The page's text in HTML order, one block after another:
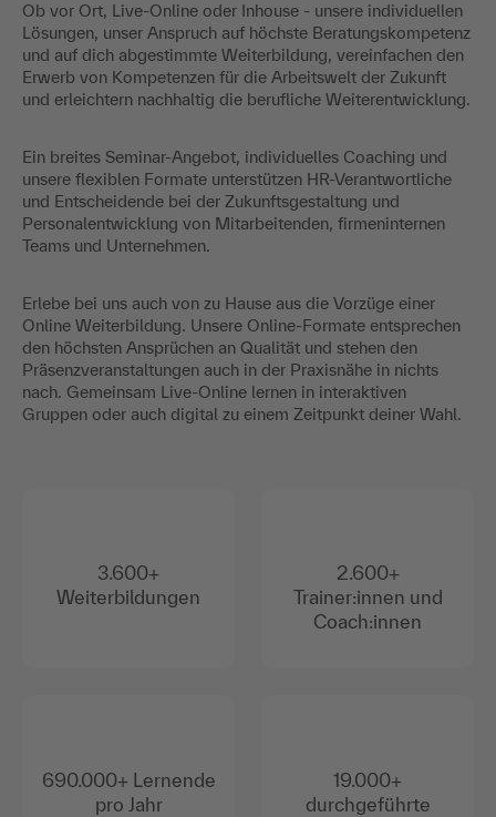
Ob vor Ort, Live-Online oder Inhouse - unsere individuellen
Lösungen, unser Anspruch auf höchste Beratungskompetenz
und auf dich abgestimmte Weiterbildung, vereinfachen den
Erwerb von Kompetenzen für die Arbeitswelt der Zukunft
und erleichtern nachhaltig die berufliche Weiterentwicklung.
Ein breites Seminar-Angebot, individuelles Coaching und
unsere flexiblen Formate unterstützen HR-Verantwortliche
und Entscheidende bei der Zukunftsgestaltung und
Personalentwicklung von Mitarbeitenden, firmeninternen
Teams und Unternehmen.
Erlebe bei uns auch von zu Hause aus die Vorzüge einer
Online Weiterbildung. Unsere Online-Formate entsprechen
den höchsten Ansprüchen an Qualität und stehen den
Präsenzveranstaltungen auch in der Praxisnähe in nichts
nach. Gemeinsam Live-Online lernen in interaktiven
Gruppen oder auch digital zu einem Zeitpunkt deiner Wahl.
3.600+
Weiterbildungen
690.000+ Lernende
pro Jahr
2.600+
Trainer:innen und
Coach:innen
19.000+
durchgeführte